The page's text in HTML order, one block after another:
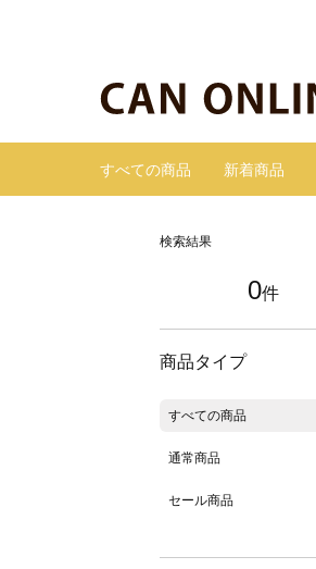
すべての商品 新着商品
検索結果
0件
商品タイプ
すべての商品
通常商品
セール商品